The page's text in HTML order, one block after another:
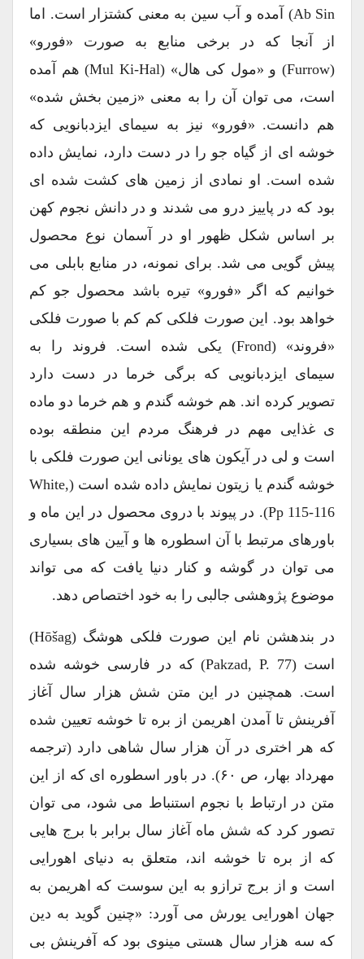
Ab Sin) آمده و آب سین به معنی کشتزار است. اما
از آنجا که در برخی منابع به صورت «فورو»
(furrow) و «مول کی هال» (Mul Ki-Hal) هم آمده
است، می توان آن را به معنی «زمین بخش شده»
هم دانست. «فورو» نیز به سیمای ایزدبانویی که
خوشه ای از گیاه جو را در دست دارد، نمایش داده
شده است. او نمادی از زمین های کشت شده ای
بود که در پاییز درو می شدند و در دانش نجوم کهن
بر اساس شکل ظهور او در آسمان نوع محصول
پیش گویی می شد. برای نمونه، در منابع بابلی می
خوانیم که اگر «فورو» تیره باشد محصول جو کم
خواهد بود. این صورت فلکی کم کم با صورت فلکی
«فروند» (frond) یکی شده است. فروند را به
سیمای ایزدبانویی که برگی خرما در دست دارد
تصویر کرده اند. هم خوشه گندم و هم خرما دو ماده
ی غذایی مهم در فرهنگ مردم این منطقه بوده
است و لی در آیکون های یونانی این صورت فلکی با
خوشه گندم یا زیتون نمایش داده شده است (White,
Pp 115-116). در پیوند با دروی محصول در این ماه و
باورهای مرتبط با آن اسطوره ها و آیین های بسیاری
می توان در گوشه و کنار دنیا یافت که می تواند
موضوع پژوهشی جالبی را به خود اختصاص دهد.
در بندهشن نام این صورت فلکی هوشگ (Hōšag)
است (Pakzad, P. 77) که در فارسی خوشه شده
است. همچنین در این متن شش هزار سال آغاز
آفرینش تا آمدن اهریمن از بره تا خوشه تعیین شده
که هر اختری در آن هزار سال شاهی دارد (ترجمه
مهرداد بهار، ص ۶۰). در باور اسطوره ای که از این
متن در ارتباط با نجوم استنباط می شود، می توان
تصور کرد که شش ماه آغاز سال برابر با برج هایی
که از بره تا خوشه اند، متعلق به دنیای اهورایی
است و از برج ترازو به این سوست که اهریمن به
جهان اهورایی یورش می آورد: «چنین گوید به دین
که سه هزار سال هستی مینوی بود که آفرینش بی